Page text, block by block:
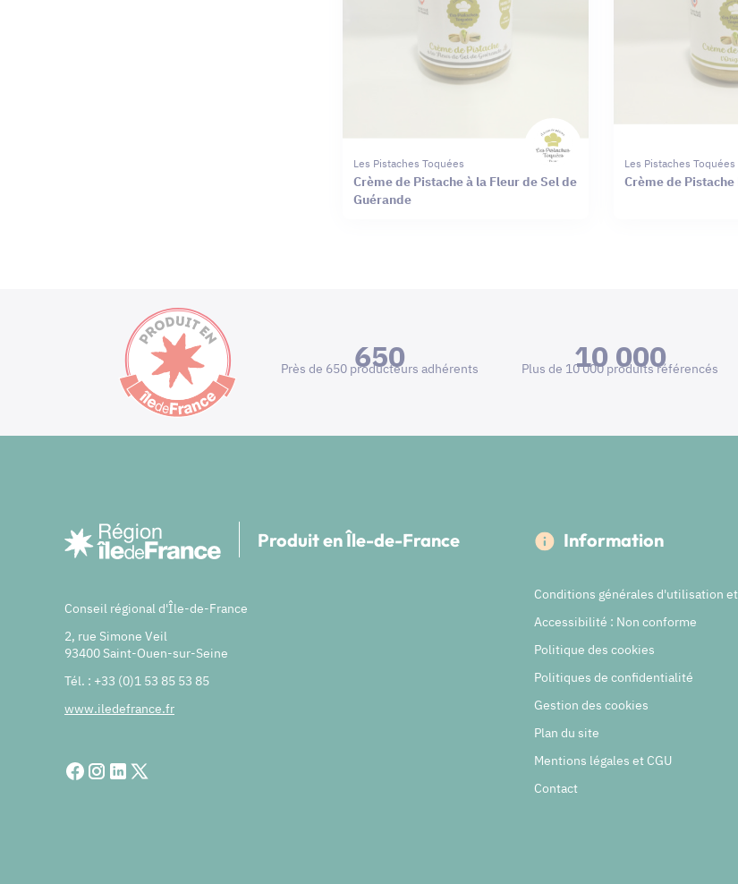
Les Pistaches Toquées
Crème de Pistache à la Fleur de Sel de
Guérande
Les Pistaches Toquées
Crème de
650
Près de 650 producteurs adhérents 10 000
Plus de 10 000 produits référencés
Produit en Île-de-France
Conseil régional d'Île-de-France
2, rue Simone Veil
93400 Saint-Ouen-sur-Seine
Tél. : +33 (0)1 53 85 53 85
www.iledefrance.fr
Information
Conditions générales d'utilisation
Accessibilité : Non conforme
Politique des cookies
Politiques de confidentialité
Gestion des cookies
Plan du site
Mentions légales et CGU
Contact